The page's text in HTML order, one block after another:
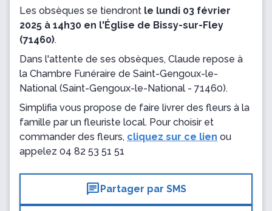
Les obsèques se tiendront le lundi 03 février
2025 à 14h30 en l'Église de Bissy-sur-Fley
(71460).
Dans l'attente de ses obsèques, Claude repose à
la Chambre Funéraire de Saint-Gengoux-le-
National (Saint-Gengoux-le-National - 71460).
Simplifia vous propose de faire livrer des fleurs à la
famille par un fleuriste local. Pour choisir et
commander des fleurs, cliquez sur ce lien ou
appelez 04 82 53 51 51
chatPartager par SMS